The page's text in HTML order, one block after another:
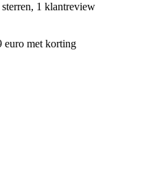
1 klantreview
euro met korting